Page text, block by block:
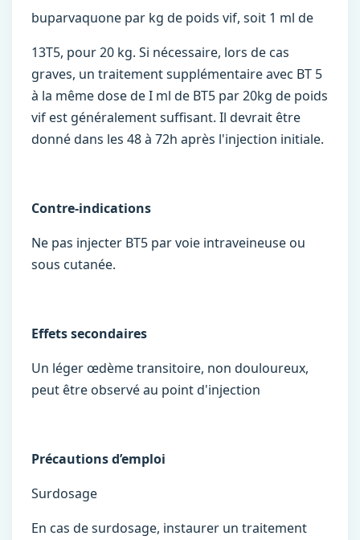
buparvaquone par kg de poids vif, soit 1 ml de
13T5, pour 20 kg. Si nécessaire, lors de cas
graves, un traitement supplémentaire avec BT 5
à la même dose de I ml de BT5 par 20kg de poids
vif est généralement suffisant. Il devrait être
donné dans les 48 à 72h après l'injection initiale.
Contre-indications
Ne pas injecter BT5 par voie intraveineuse ou
sous cutanée.
Effets secondaires
Un léger œdème transitoire, non douloureux,
peut être observé au point d'injection
Précautions d’emploi
Surdosage
En cas de surdosage, instaurer un traitement